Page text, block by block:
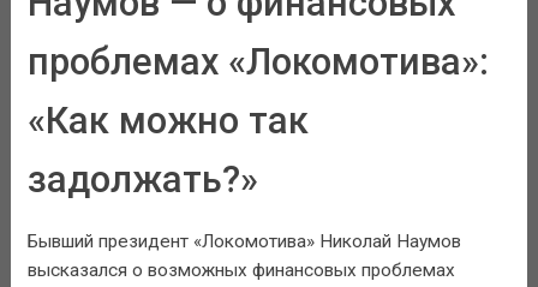
проблемах «Локомотива»:
«Как можно так
задолжать?»
Бывший президент «Локомотива» Николай Наумов
высказался о возможных финансовых проблемах